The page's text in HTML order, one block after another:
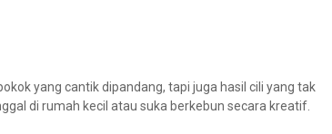
yang cantik dipandang, tapi juga hasil cili yang tak
di rumah kecil atau suka berkebun secara kreatif.